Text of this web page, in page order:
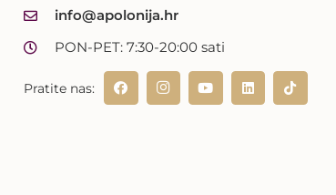
info@apolonija.hr
PON-PET: 7:30-20:00 sati
Pratite nas: